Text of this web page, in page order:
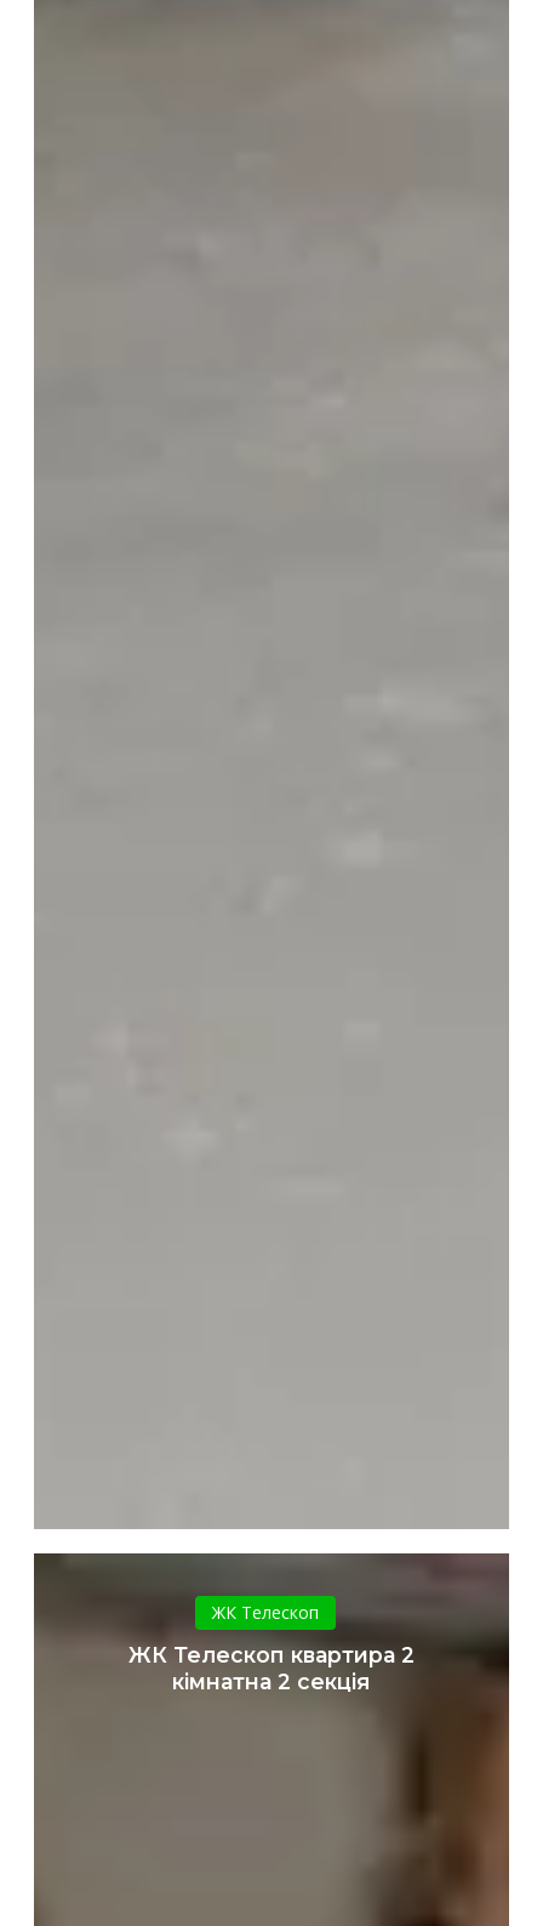
Телескоп
квартира
2
кімнатна
ЖК Телескоп
ЖК Телескоп квартира 2
кімнатна 2 секція